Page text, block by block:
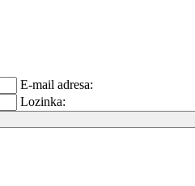
E-mail adresa:
Lozinka: